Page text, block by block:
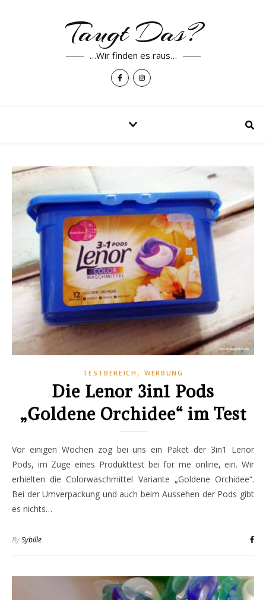
Taugt Das?
…Wir finden es raus…
TESTBEREICH , WERBUNG
Die Lenor 3in1 Pods
„Goldene Orchidee“ im Test
Vor einigen Wochen zog bei uns ein Paket der 3in1 Lenor
Pods, im Zuge eines Produkttest bei for me online, ein. Wir
erhielten die Colorwaschmittel Variante „Goldene Orchidee“.
Bei der Umverpackung und auch beim Aussehen der Pods gibt
es nichts…
BySybille